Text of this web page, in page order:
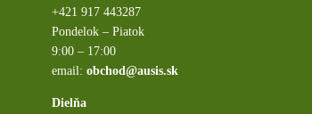
+421 917 443287
Pondelok – Piatok
9:00 – 17:00
email: obchod@ausis.sk
Dielňa